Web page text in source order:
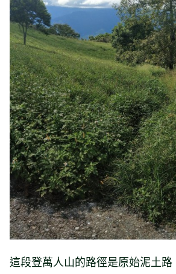
這段登萬人山的路徑是原始泥土路